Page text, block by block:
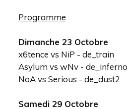
Programme
Dimanche 23 Octobre
x6tence vs NiP - de_train
Asylum vs wNv - de_inferno
NoA vs Serious - de_dust2
Samedi 29 Octobre